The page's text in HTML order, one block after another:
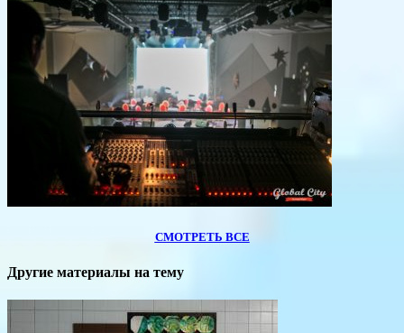
СМОТРЕТЬ ВСЕ
Другие материалы на тему